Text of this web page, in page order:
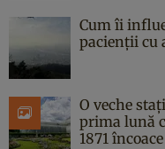
Cum îi
pacienții cu
O veche
prima lună
1871 încoace